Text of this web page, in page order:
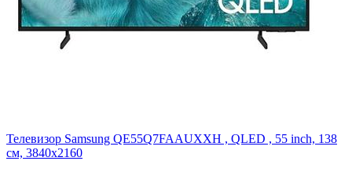
Телевизор Samsung QE55Q7FAAUXXH , QLED , 55 inch, 138
см, 3840x2160